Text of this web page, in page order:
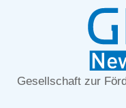
Gesellschaft zur